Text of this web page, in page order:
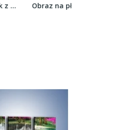
Obraz na płótnie – Niebezpieczny spacer po...